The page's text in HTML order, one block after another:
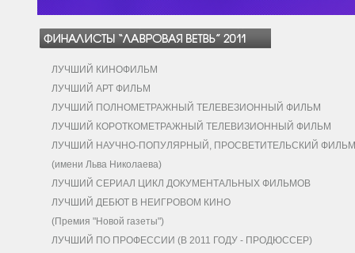
ЛУЧШИЙ КИНОФИЛЬМ
ЛУЧШИЙ АРТ ФИЛЬМ
ЛУЧШИЙ ПОЛНОМЕТРАЖНЫЙ ТЕЛЕВЕЗИОННЫЙ ФИЛЬМ
ЛУЧШИЙ КОРОТКОМЕТРАЖНЫЙ ТЕЛЕВИЗИОННЫЙ ФИЛЬМ
ЛУЧШИЙ НАУЧНО-ПОПУЛЯРНЫЙ, ПРОСВЕТИТЕЛЬСКИЙ ФИЛЬМ
(имени Льва Николаева)
ЛУЧШИЙ СЕРИАЛ ЦИКЛ ДОКУМЕНТАЛЬНЫХ ФИЛЬМОВ
ЛУЧШИЙ ДЕБЮТ В НЕИГРОВОМ КИНО
(Премия "Новой газеты")
ЛУЧШИЙ ПО ПРОФЕССИИ (В 2011 ГОДУ - ПРОДЮССЕР)